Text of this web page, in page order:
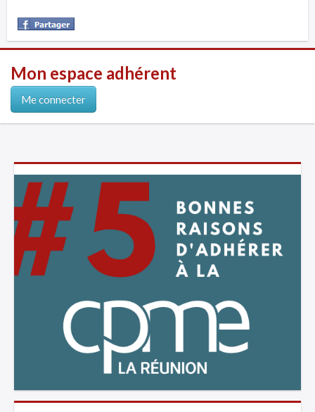
Mon espace adhérent
Me connecter